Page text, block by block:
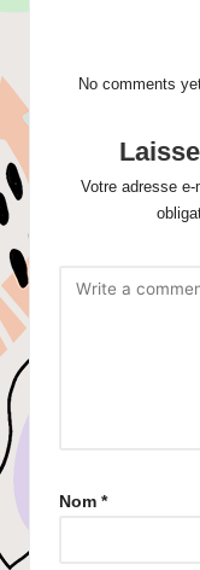
No comments
Votre adresse e-
Nom *